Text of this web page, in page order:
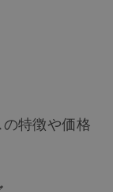
特徴や価格